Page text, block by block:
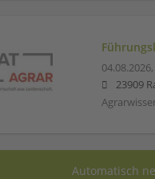
04.08.2026,
23909
Automatisch